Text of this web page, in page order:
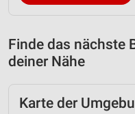
Finde das nächste
deiner Nähe
Karte der